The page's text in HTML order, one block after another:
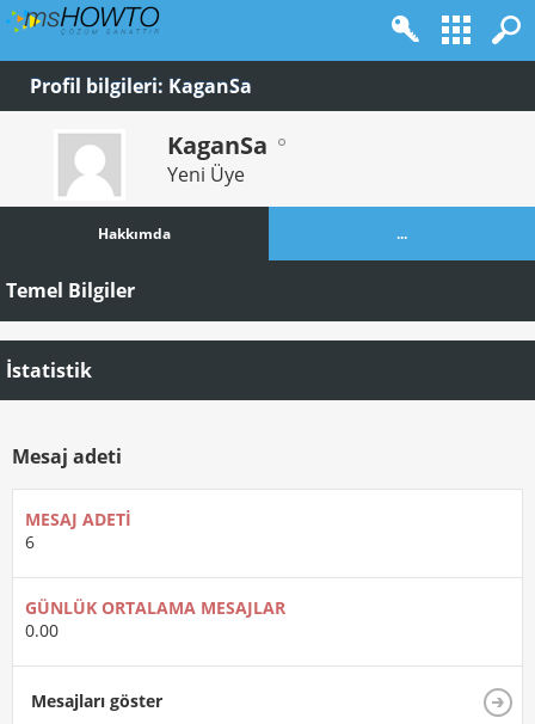
Profil bilgileri: KaganSa
KaganSa
Yeni Üye
Hakkımda ...
Temel Bilgiler
İstatistik
Mesaj adeti
MESAJ ADETI
6
GÜNLÜK ORTALAMA MESAJLAR
0.00
Mesajları göster